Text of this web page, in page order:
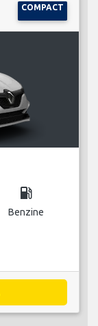
COMPACT
local_gas_station
Benzine